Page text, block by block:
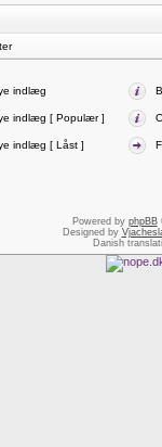
indlæg
indlæg [ Populær ]
indlæg [ Låst ]
Powered by phpBB
Designed by
Danish